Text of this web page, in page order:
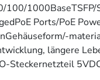
1000BaseTSFP/
Ports/PoE
längere
Steckernetzteil